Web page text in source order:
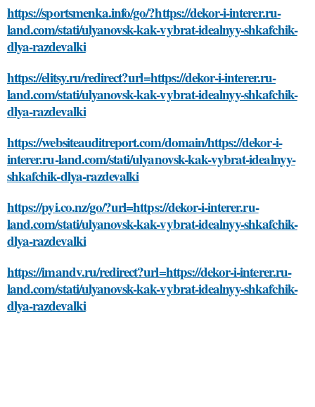
https://sportsmenka.info/go/?https://dekor-i-interer.ru-
land.com/stati/ulyanovsk-kak-vybrat-idealnyy-shkafchik-
dlya-razdevalki
https://elitsy.ru/redirect?url=https://dekor-i-interer.ru-
land.com/stati/ulyanovsk-kak-vybrat-idealnyy-shkafchik-
dlya-razdevalki
https://websiteauditreport.com/domain/https://dekor-i-
interer.ru-land.com/stati/ulyanovsk-kak-vybrat-idealnyy-
shkafchik-dlya-razdevalki
https://pyi.co.nz/go/?url=https://dekor-i-interer.ru-
land.com/stati/ulyanovsk-kak-vybrat-idealnyy-shkafchik-
dlya-razdevalki
https://imandv.ru/redirect?url=https://dekor-i-interer.ru-
land.com/stati/ulyanovsk-kak-vybrat-idealnyy-shkafchik-
dlya-razdevalki